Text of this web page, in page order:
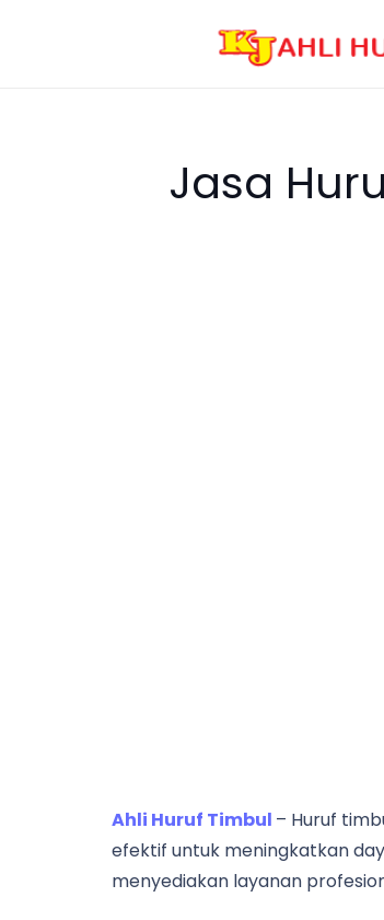
Jasa
Ahli Huruf Timbul – Huruf
efektif untuk meningkatkan
menyediakan layanan